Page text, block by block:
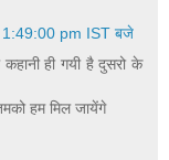
1:49:00 pm IST बजे
कहानी ही गयी है दुसरो के
हम मिल जायेंगे